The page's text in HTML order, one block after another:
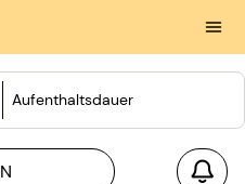
Aufenthaltsdauer